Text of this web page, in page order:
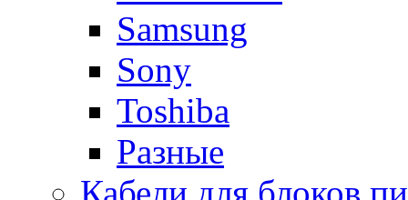
Samsung
Sony
Toshiba
Разные
Кабели для блоков